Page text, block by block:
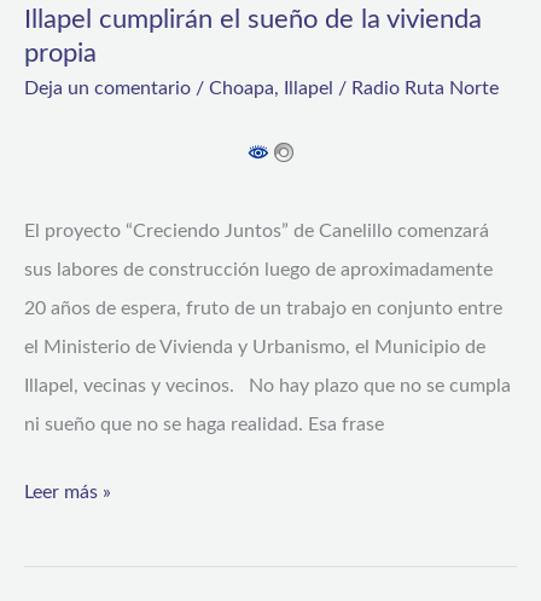
Illapel cumplirán el sueño de la vivienda
propia
Deja un comentario / Choapa, Illapel / Radio Ruta Norte
El proyecto “Creciendo Juntos” de Canelillo comenzará
sus labores de construcción luego de aproximadamente
20 años de espera, fruto de un trabajo en conjunto entre
el Ministerio de Vivienda y Urbanismo, el Municipio de
Illapel, vecinas y vecinos. No hay plazo que no se cumpla
ni sueño que no se haga realidad. Esa frase
el
sueño
de
Leer más »